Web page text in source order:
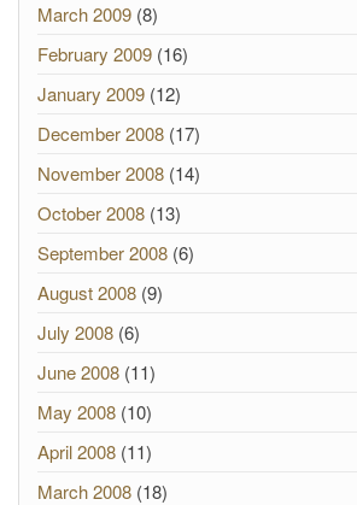
March 2009 (8)
February 2009 (16)
January 2009 (12)
December 2008 (17)
November 2008 (14)
October 2008 (13)
September 2008 (6)
August 2008 (9)
July 2008 (6)
June 2008 (11)
May 2008 (10)
April 2008 (11)
March 2008 (18)